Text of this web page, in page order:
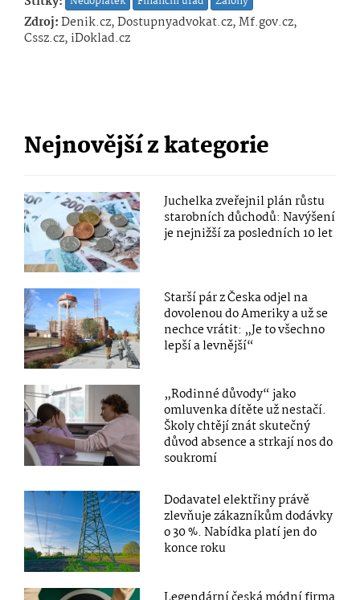
Zdroj:Denik.cz, Dostupnyadvokat.cz, Mf.gov.cz,
Cssz.cz, iDoklad.cz
Nejnovější z kategorie
Juchelka zveřejnil plán růstu
starobních důchodů: Navýšení
je nejnižší za posledních 10 let
Starší pár z Česka odjel na
dovolenou do Ameriky a už se
nechce vrátit: „Je to všechno
lepší a levnější“
„Rodinné důvody“ jako
omluvenka dítěte už nestačí.
Školy chtějí znát skutečný
důvod absence a strkají nos do
soukromí
Dodavatel elektřiny právě
zlevňuje zákazníkům dodávky
o 30 %. Nabídka platí jen do
konce roku